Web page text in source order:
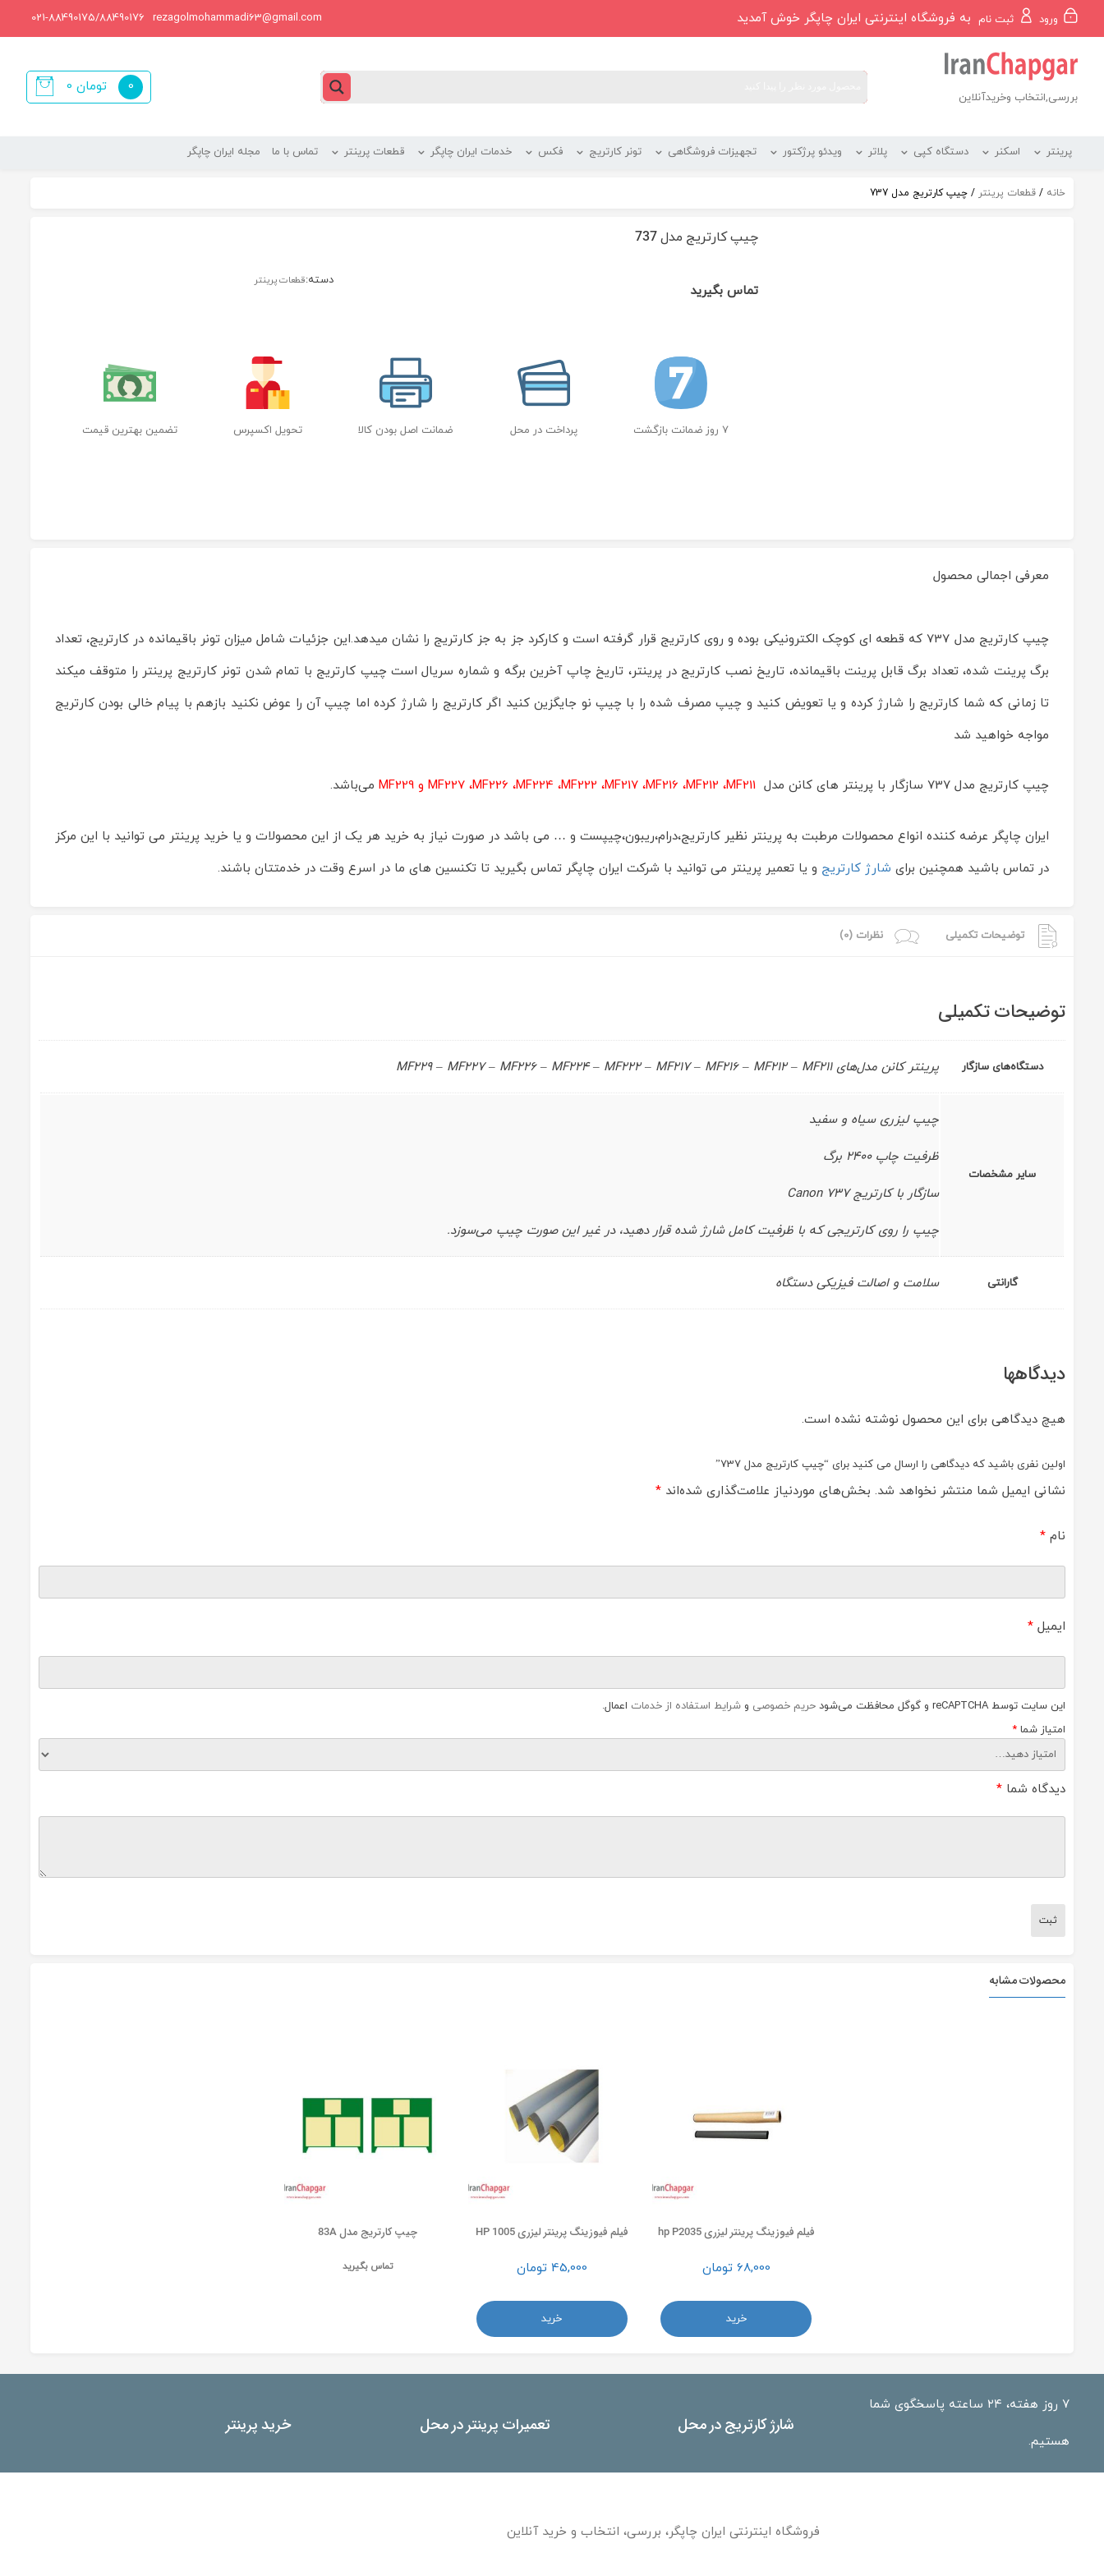
محتوا
ورود ثبت نام به فروشگاه اینترنتی ایران چاپگر خوش آمدید rezagolmohammadi63@gmail.com
021-88490175/88490176
بررسی,انتخاب وخریدآنلاین
0 تومان
0
پرینتر اسکنر دستگاه کپی پلاتر ویدئو پرژکتور تجهیزات فروشگاهی تونر کارتریج فکس خدمات ایران چاپگر قطعات پرینتر تماس با ما مجله ایران چاپگر
خانه / قطعات پرینتر / چیپ کارتریج مدل 737
چیپ کارتریج مدل 737
تماس بگیرید
دسته:قطعات پرینتر
7 روز ضمانت بازگشت پرداخت در محل ضمانت اصل بودن کالا تحویل اکسپرس تضمین بهترین قیمت
معرفی اجمالی محصول
مدل
Reviewed
های
ایران
Dec
چیپ کارتریج مدل 737 که قطعه ای کوچک الکترونیکی بوده و روی کارتریج قرار گرفته است و کارکرد جز به جز کارتریج را نشان میدهد.این جزئیات شامل میزان تونر باقیمانده در کارتریج، تعداد
برگ پرینت شده، تعداد برگ قابل پرینت باقیمانده، تاریخ نصب کارتریج در پرینتر، تاریخ چاپ آخرین برگه و شماره سریال است چیپ کارتریج با تمام شدن تونر کارتریج پرینتر را متوقف میکند
تا زمانی که شما کارتریج را شارژ کرده و یا تعویض کنید و چیپ مصرف شده را با چیپ نو جایگزین کنید اگر کارتریج را شارژ کرده اما چیپ آن را عوض نکنید بازهم با پیام خالی بودن کارتریج
مواجه خواهید شد
چیپ کارتریج مدل 737 سازگار با پرینتر های کانن مدل MF227 ،MF226 ،MF224 ،MF222 ،MF217 ،MF216 ،MF212 ،MF211 و MF229 می‌باشد.
ایران چاپگر عرضه کننده انواع محصولات مرطبت به پرینتر نظیر کارتریج،درام،ریبون،چیپست و … می باشد در صورت نیاز به خرید هر یک از این محصولات و یا خرید پرینتر می توانید با این مرکز
در تماس باشید همچنین برای شارژ کارتریج و یا تعمیر پرینتر می توانید با شرکت ایران چاپگر تماس بگیرید تا تکنسین های ما در اسرع وقت در خدمتتان باشند.
توضیحات تکمیلی نظرات (0)
توضیحات تکمیلی
دستگاه‌های سازگار پرینتر كانن مدل‌های MF229 – MF227 – MF226 – MF224 – MF222 – MF217 – MF216 – MF212 – MF211
سایر مشخصات
چیپ ليزری سیاه و سفید
ظرفیت چاپ 2400 برگ
سازگار با كارتريج Canon 737
چيپ را روی كارتريجی كه با ظرفيت كامل شارژ شده قرار دهيد، در غير اين صورت چيپ می‌سوزد.
گارانتی سلامت و اصالت فیزیکی دستگاه
دیدگاهها
هیچ دیدگاهی برای این محصول نوشته نشده است.
اولین نفری باشید که دیدگاهی را ارسال می کنید برای “چیپ کارتریج مدل 737”
نشانی ایمیل شما منتشر نخواهد شد. بخش‌های موردنیاز علامت‌گذاری شده‌اند *
نام *
ایمیل *
این سایت توسط reCAPTCHA و گوگل محافظت می‌شود حریم خصوصی و شرایط استفاده از خدمات اعمال.
امتیاز شما *
دیدگاه شما *
محصولات مشابه
فیلم فیوزینگ پرینتر لیزری hp P2035
68,000 تومان
خرید
فیلم فیوزینگ پرینتر لیزری HP 1005
45,000 تومان
خرید
چیپ کارتریج مدل 83A
تماس بگیرید
۷ روز هفته، ۲۴ ساعته پاسخگوی شما
هستیم.
شارژ کارتریج در محل تعمیرات پرینتر در محل خرید پرینتر
فروشگاه اینترنتی ایران چاپگر، بررسی، انتخاب و خرید آنلاین